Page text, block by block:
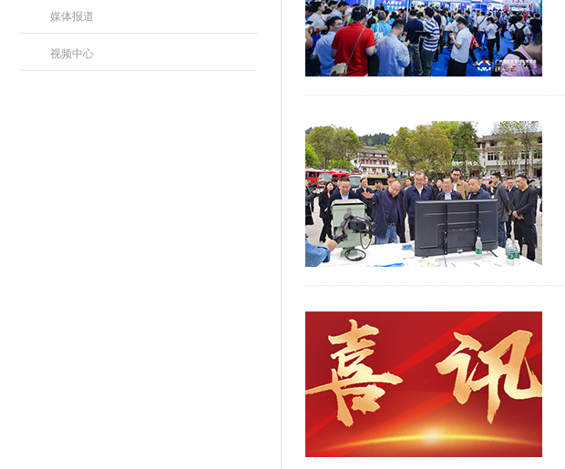
媒体报道
视频中心